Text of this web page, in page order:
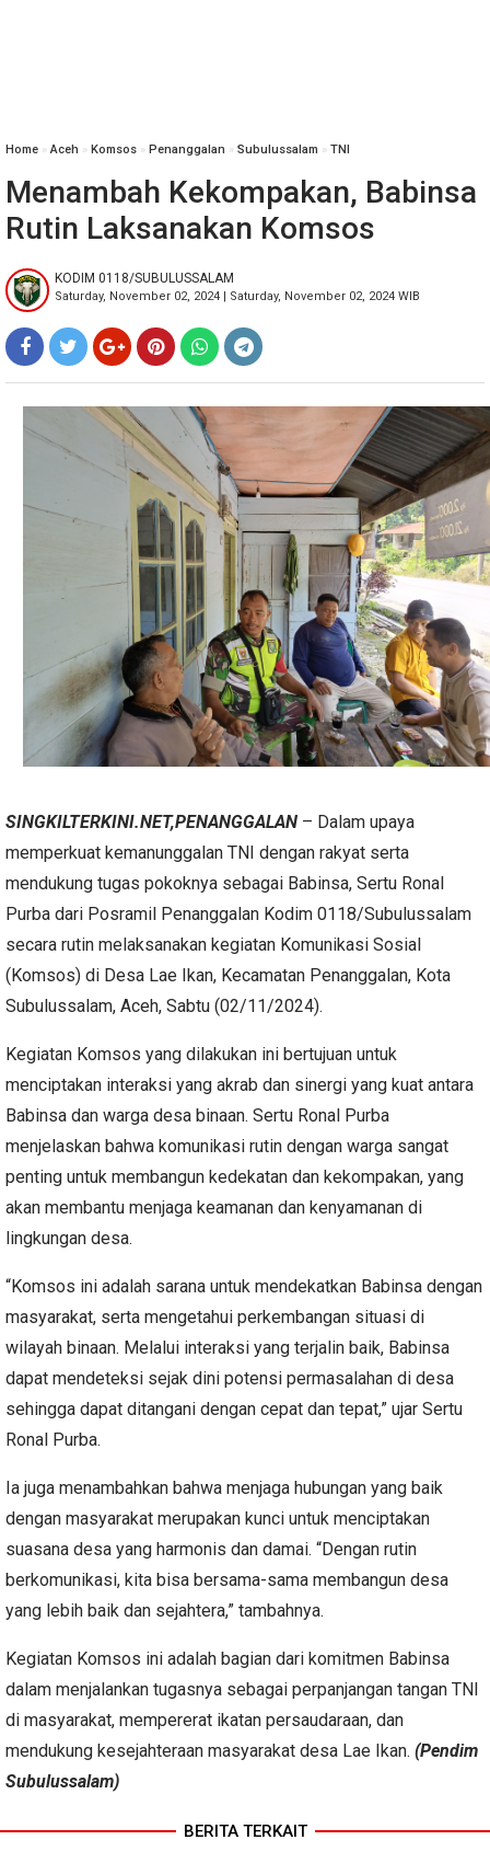
Home »Aceh » Komsos » Penanggalan » Subulussalam » TNI
Menambah Kekompakan, Babinsa
Rutin Laksanakan Komsos
KODIM 0118/SUBULUSSALAM
Saturday, November 02, 2024 | Saturday, November 02, 2024 WIB
SINGKILTERKINI.NET,PENANGGALAN – Dalam upaya
memperkuat kemanunggalan TNI dengan rakyat serta
mendukung tugas pokoknya sebagai Babinsa, Sertu Ronal
Purba dari Posramil Penanggalan Kodim 0118/Subulussalam
secara rutin melaksanakan kegiatan Komunikasi Sosial
(Komsos) di Desa Lae Ikan, Kecamatan Penanggalan, Kota
Subulussalam, Aceh, Sabtu (02/11/2024).
Kegiatan Komsos yang dilakukan ini bertujuan untuk
menciptakan interaksi yang akrab dan sinergi yang kuat antara
Babinsa dan warga desa binaan. Sertu Ronal Purba
menjelaskan bahwa komunikasi rutin dengan warga sangat
penting untuk membangun kedekatan dan kekompakan, yang
akan membantu menjaga keamanan dan kenyamanan di
lingkungan desa.
“Komsos ini adalah sarana untuk mendekatkan Babinsa dengan
masyarakat, serta mengetahui perkembangan situasi di
wilayah binaan. Melalui interaksi yang terjalin baik, Babinsa
dapat mendeteksi sejak dini potensi permasalahan di desa
sehingga dapat ditangani dengan cepat dan tepat,” ujar Sertu
Ronal Purba.
Ia juga menambahkan bahwa menjaga hubungan yang baik
dengan masyarakat merupakan kunci untuk menciptakan
suasana desa yang harmonis dan damai. “Dengan rutin
berkomunikasi, kita bisa bersama-sama membangun desa
yang lebih baik dan sejahtera,” tambahnya.
Kegiatan Komsos ini adalah bagian dari komitmen Babinsa
dalam menjalankan tugasnya sebagai perpanjangan tangan TNI
di masyarakat, mempererat ikatan persaudaraan, dan
mendukung kesejahteraan masyarakat desa Lae Ikan. (Pendim
Subulussalam)
BERITA TERKAIT